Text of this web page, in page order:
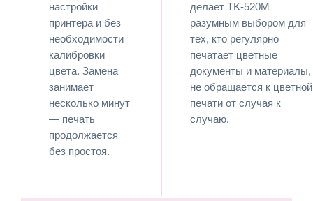
настройки
принтера и без
необходимости
калибровки
цвета. Замена
занимает
несколько минут
— печать
продолжается
без простоя.
делает TK-520M
разумным выбором для
тех, кто регулярно
печатает цветные
документы и материалы,
не обращается к цветной
печати от случая к
случаю.